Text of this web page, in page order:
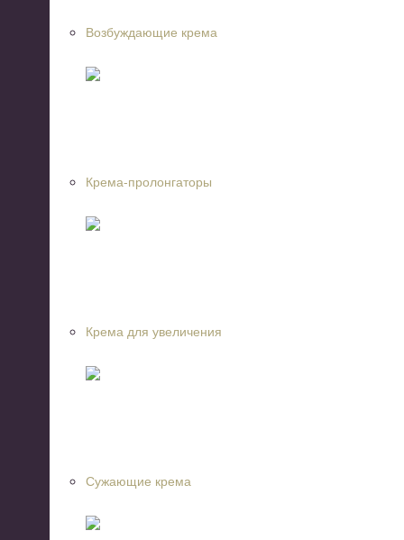
Возбуждающие крема
Крема-пролонгаторы
Крема для увеличения
Сужающие крема